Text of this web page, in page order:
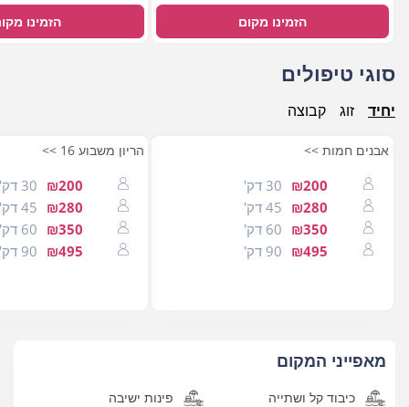
הזמינו מקום הזמינו
סוגי טיפולים
יחיד זוג קבוצה
אבנים חמות >>
₪200 30 דק'
₪280 45 דק'
₪350 60 דק'
₪495 90 דק'
הריון משבוע 16 >>
₪200 30 דק'
₪280 45 דק'
₪350 60 דק'
₪495 90 דק'
מאפייני המקום
כיבוד קל ושתייה פינות ישיבה